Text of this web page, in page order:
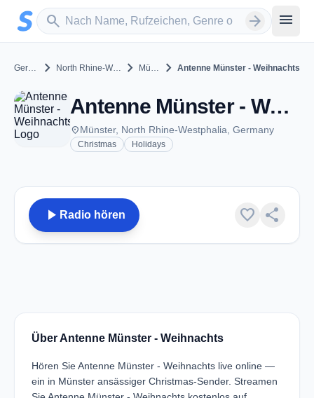
Zum Hauptinhalt springen
search
Sender suchen arrow_forward menu
Germany chevron_right North Rhine-Westphalia chevron_right Münster chevron_right Antenne Münster - Weihnachts
Antenne Münster - Weihnachts - Münster
placeMünster, North Rhine-Westphalia, Germany
Christmas Holidays
play_arrow Radio hören favorite share
Über Antenne Münster - Weihnachts
Hören Sie Antenne Münster - Weihnachts live online —
ein in Münster ansässiger Christmas-Sender. Streamen